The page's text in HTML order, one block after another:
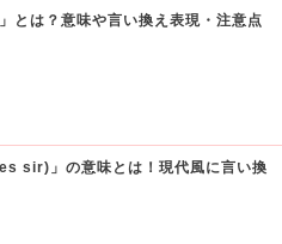
とは？意味や言い換え表現・注意点
sir)」の意味とは！現代風に言い換